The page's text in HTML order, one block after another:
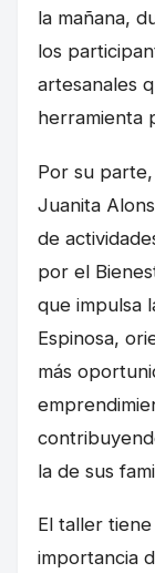
la mañana,
los
artesanales
herramienta
Por su
Juanita
de
por el
que impulsa
Espinosa,
más
la de sus
El taller
importancia